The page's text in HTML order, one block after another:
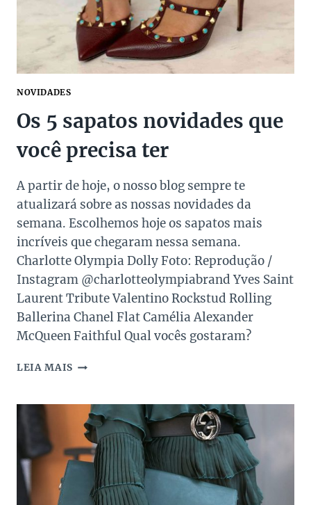
NOVIDADES
Os 5 sapatos novidades que
você precisa ter
A partir de hoje, o nosso blog sempre te
atualizará sobre as nossas novidades da
semana. Escolhemos hoje os sapatos mais
incríveis que chegaram nessa semana.
Charlotte Olympia Dolly Foto: Reprodução /
Instagram @charlotteolympiabrand Yves Saint
Laurent Tribute Valentino Rockstud Rolling
Ballerina Chanel Flat Camélia Alexander
McQueen Faithful Qual vocês gostaram?
LEIA MAIS OS
NOVIDADES
QUE
VOCÊ
PRECISA
TER